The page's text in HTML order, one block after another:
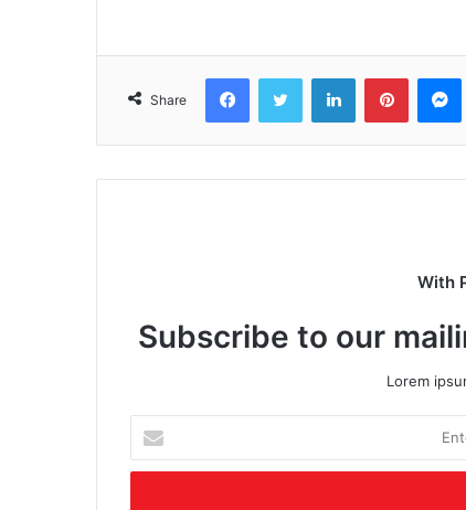
Share
FacebookTwitter LinkedInPinterest
With
Subscribe to our
Lorem
your
Email